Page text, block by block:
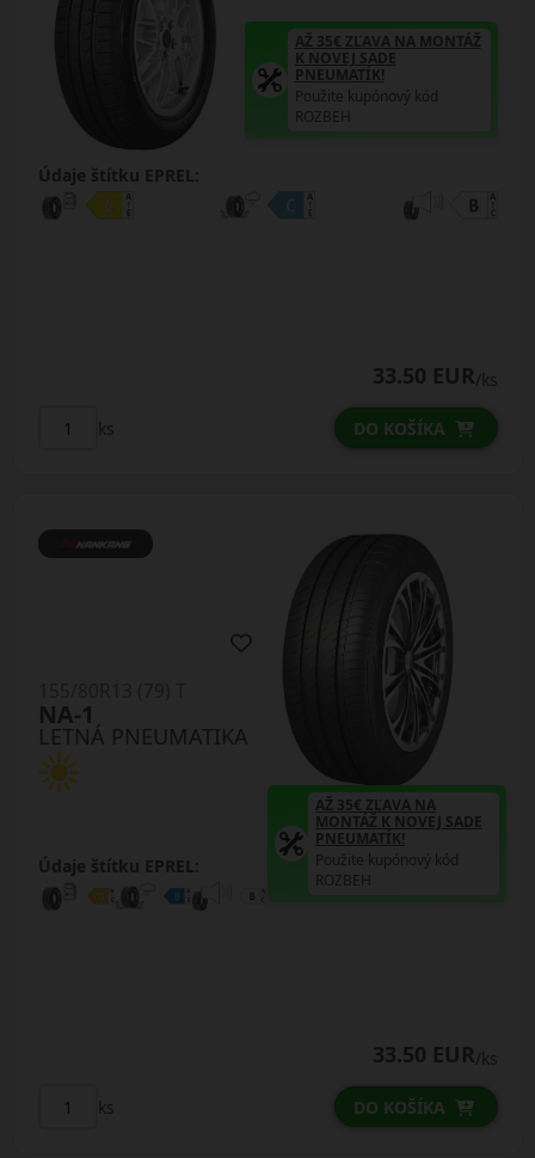
AŽ 35€ ZĽAVA NA MONTÁŽ
K NOVEJ SADE
PNEUMATÍK!
Použite kupónový kód
ROZBEH
Údaje štítku EPREL:
33.50 EUR/ks
ks DO KOŠÍKA
LETNÁ PNEUMATIKA
NA-1
Údaje štítku EPREL:
AŽ 35€ ZĽAVA NA
MONTÁŽ K NOVEJ SADE
PNEUMATÍK!
Použite kupónový kód
ROZBEH
33.50 EUR/ks
ks DO KOŠÍKA